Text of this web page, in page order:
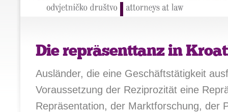
Die repräsenttanz in
Ausländer, die eine Geschäftstätigkeit
Voraussetzung der Reziprozität eine
Repräsentation, der Marktforschung, der